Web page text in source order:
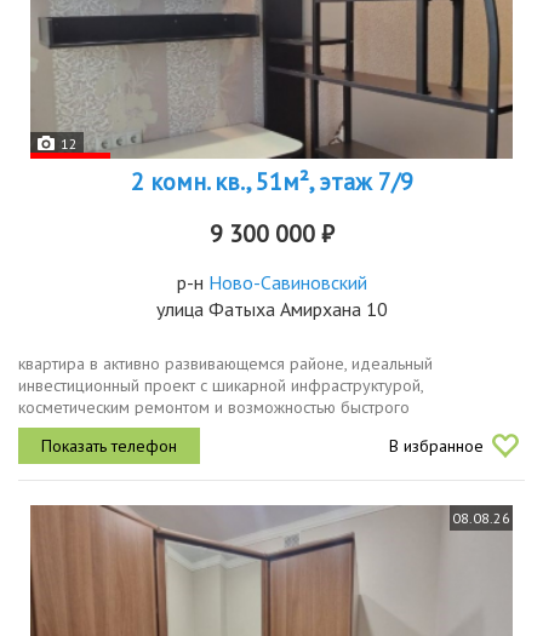
12
2 комн. кв., 51м², этаж 7/9
9 300 000 ₽
р-н Ново-Савиновский
улица Фатыха Амирхана 10
квартира в активно развивающемся районе, идеальный
инвестиционный проект с шикарной инфраструктурой,
косметическим ремонтом и возможностью быстрого
освобождения, один взрослый собственник, полная сумма в
договоре, хороший этаж, большой двор....
В избранное
08.08.26